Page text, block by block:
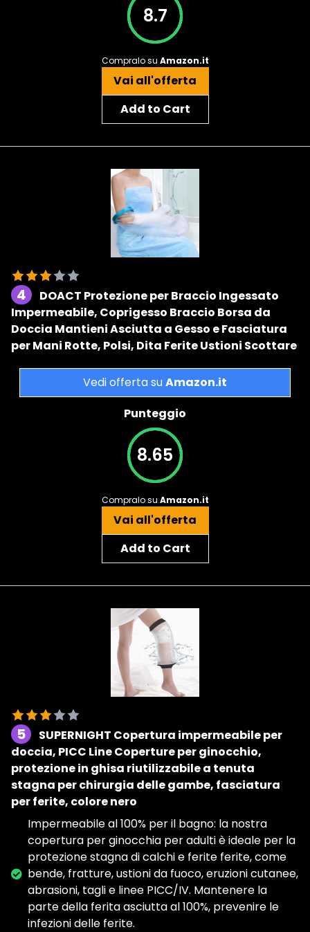
8.7
Compralo su Amazon.it
Vai all'offerta
Add to Cart
4
DOACT Protezione per Braccio Ingessato
Impermeabile, Coprigesso Braccio Borsa da
Doccia Mantieni Asciutta a Gesso e Fasciatura
per Mani Rotte, Polsi, Dita Ferite Ustioni Scottare
Vedi offerta suAmazon.it
Punteggio
8.65
Compralo su Amazon.it
Vai all'offerta
Add to Cart
5
SUPERNIGHT Copertura impermeabile per
doccia, PICC Line Coperture per ginocchio,
protezione in ghisa riutilizzabile a tenuta
stagna per chirurgia delle gambe, fasciatura
per ferite, colore nero
Impermeabile al 100% per il bagno: la nostra
copertura per ginocchia per adulti è ideale per la
protezione stagna di calchi e ferite ferite, come
bende, fratture, ustioni da fuoco, eruzioni cutanee,
abrasioni, tagli e linee PICC/IV. Mantenere la
parte della ferita asciutta al 100%, prevenire le
infezioni delle ferite.